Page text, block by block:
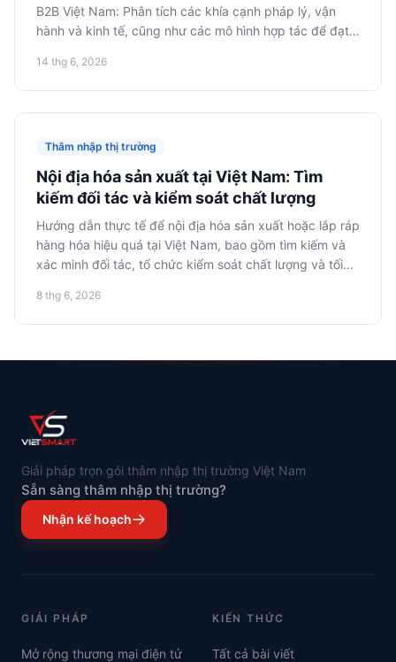
B2B Việt Nam: Phân tích các khía cạnh pháp lý, vận
hành và kinh tế, cũng như các mô hình hợp tác để đạt
14 thg 6, 2026
Thâm nhập thị trường
Nội địa hóa sản xuất tại Việt Nam: Tìm
kiếm đối tác và kiểm soát chất lượng
Hướng dẫn thực tế để nội địa hóa sản xuất hoặc lắp ráp
hàng hóa hiệu quả tại Việt Nam, bao gồm tìm kiếm và
xác minh đối tác, tổ chức kiểm soát chất lượng và tối
8 thg 6, 2026
Giải pháp trọn gói thâm nhập thị trường Việt Nam
Sẵn sàng thâm nhập thị trường?
Nhận kế hoạch
GIẢI PHÁP
Mở rộng thương mại điện tử
KIẾN THỨC
Tất cả bài viết